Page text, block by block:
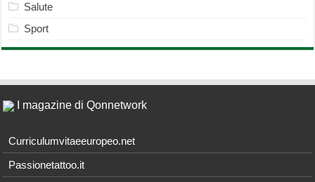
Salute
Sport
I magazine di Qonnetwork
Curriculumvitaeeuropeo.net
Passionetattoo.it